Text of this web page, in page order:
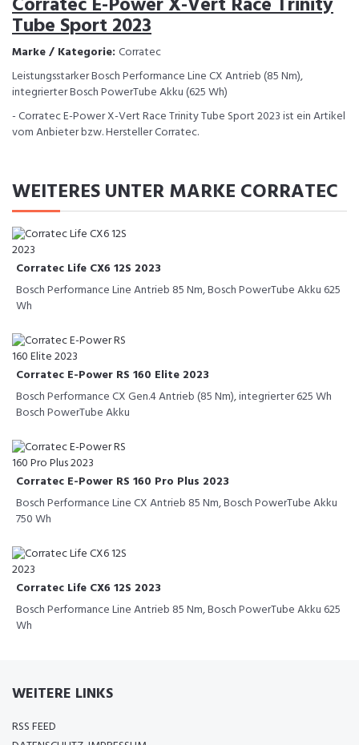
Tube Sport 2023
Marke / Kategorie: Corratec
Leistungsstarker Bosch Performance Line CX Antrieb (85 Nm),
integrierter Bosch PowerTube Akku (625 Wh)
- Corratec E-Power X-Vert Race Trinity Tube Sport 2023 ist ein Artikel
vom Anbieter bzw. Hersteller Corratec.
WEITERES UNTER MARKE CORRATEC
Corratec Life CX6 12S 2023
Bosch Performance Line Antrieb 85 Nm, Bosch PowerTube Akku 625
Wh
Corratec E-Power RS 160 Elite 2023
Bosch Performance CX Gen.4 Antrieb (85 Nm), integrierter 625 Wh
Bosch PowerTube Akku
Corratec E-Power RS 160 Pro Plus 2023
Bosch Performance Line CX Antrieb 85 Nm, Bosch PowerTube Akku
750 Wh
Corratec Life CX6 12S 2023
Bosch Performance Line Antrieb 85 Nm, Bosch PowerTube Akku 625
Wh
WEITERE LINKS
RSS FEED